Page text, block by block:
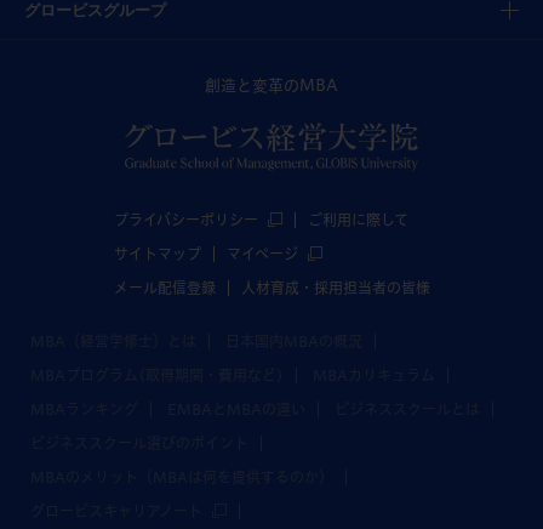
グロービスグループ
創造と変革のMBA
プライバシーポリシー ご利用に際して
サイトマップ マイページ
メール配信登録 人材育成・採用担当者の皆様